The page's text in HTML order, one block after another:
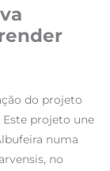
do projeto
Este projeto une
numa
no